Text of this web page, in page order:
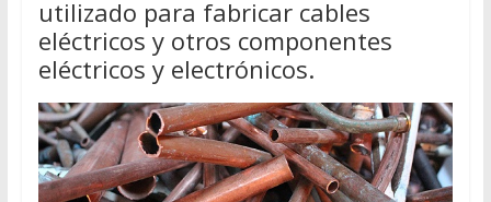
utilizado para fabricar cables
eléctricos y otros componentes
eléctricos y electrónicos.